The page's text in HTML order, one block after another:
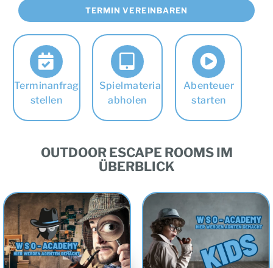
TERMIN VEREINBAREN
Terminanfrage
stellen
Spielmaterial
abholen
Abenteuer
starten
OUTDOOR ESCAPE ROOMS IM
ÜBERBLICK